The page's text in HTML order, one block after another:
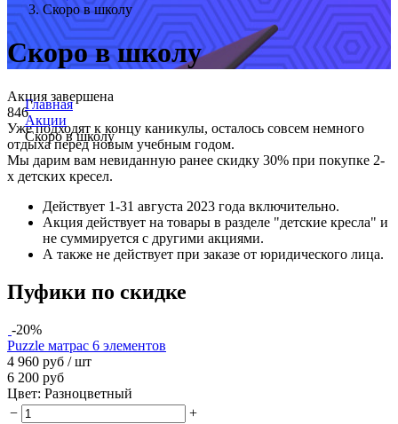
Главная
Акции
Скоро в школу
Скоро в школу
Скоро в школу
Акция завершена
846
Уже подходят к концу каникулы, осталось совсем немного
отдыха перед новым учебным годом.
Мы дарим вам невиданную ранее скидку 30% при покупке 2-
х детских кресел.
Действует 1-31 августа 2023 года включительно.
Акция действует на товары в разделе "детские кресла" и
не суммируется с другими акциями.
А также не действует при заказе от юридического лица.
Пуфики по скидке
-20%
Puzzle матрас 6 элементов
4 960 руб / шт
6 200 руб
Цвет: Разноцветный
−
+